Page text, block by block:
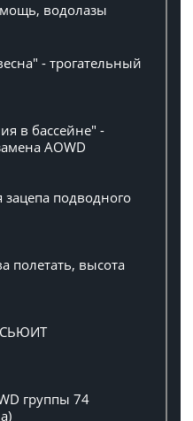
водолазы
- трогательный
в бассейне" -
AOWD
подводного
полетать, высота
группы 74